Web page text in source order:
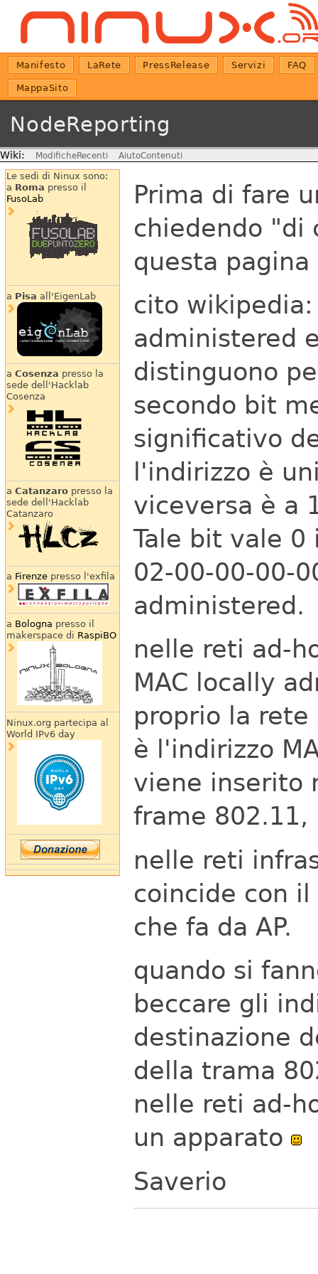
Manifesto LaRete PressRelease Servizi FAQ
MappaSito
NodeReporting
Wiki: ModificheRecenti AiutoContenuti
Le sedi di Ninux sono:
a Roma presso il
FusoLab
a Pisa all'EigenLab
a Cosenza presso la
sede dell'Hacklab
Cosenza
a Catanzaropresso la
sede dell'Hacklab
Catanzaro
a Firenzepresso l'exfila
a Bologna presso il
makerspace di RaspiBO
Ninux.org partecipa al
World IPv6 day
Prima di fare
chiedendo "di
questa
cito
administered
distinguono
secondo bit
significativo
l'indirizzo è
viceversa è a
Tale bit vale 0
02-00-00-00-
administered.
nelle reti ad-
MAC locally
proprio la rete
è l'indirizzo
viene inserito
frame 802.11,
nelle reti
coincide con il
che fa da AP.
quando si
beccare gli
destinazione
della trama
nelle reti ad-
un apparato
Saverio